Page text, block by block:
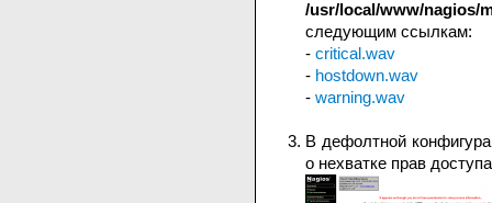
/usr/local/www/nagios/
следующим ссылкам:
- critical.wav
- hostdown.wav
- warning.wav
В дефолтной
о нехватке прав